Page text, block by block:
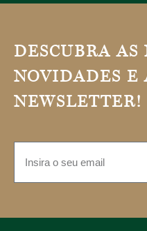
DESCUBRA AS
NOVIDADES E
NEWSLETTER!